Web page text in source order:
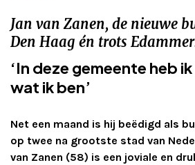
Adverteren
Contact
Jan van Zanen, de nieuwe
Den Haag én trots
‘In deze gemeente heb
wat ik ben’
Net een maand is hij beëdigd als
op twee na grootste stad van
van Zanen (58) is een joviale en